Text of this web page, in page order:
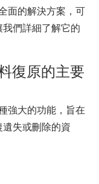
面的解決方案，可
我們詳細了解它的
復原的主要
強大的功能，旨在
失或刪除的資